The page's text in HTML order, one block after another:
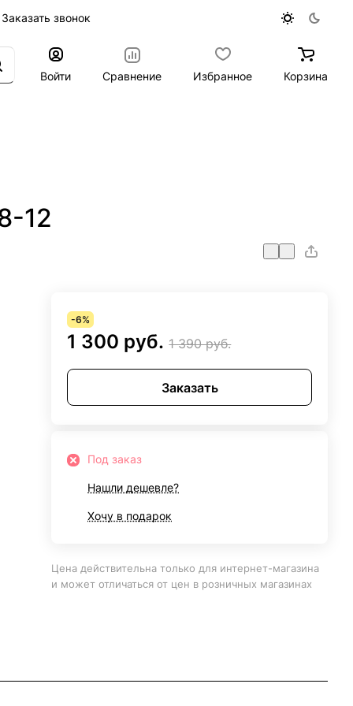
Заказать звонок
Войти Сравнение Избранное Корзина
12
-6%
1 300 руб. 1 390 руб.
Заказать
Под заказ
Нашли дешевле?
Хочу в подарок
Цена действительна только для интернет-магазина
и может отличаться от цен в розничных магазинах